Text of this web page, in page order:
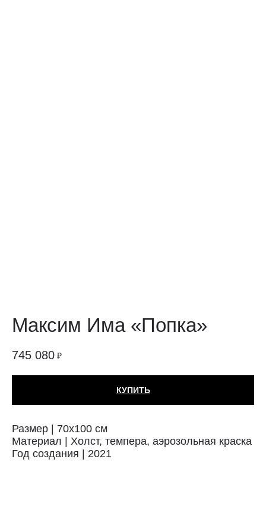
Максим Има «Попка»
745 080 ₽
КУПИТЬ
Размер | 70х100 см
Материал | Холст, темпера, аэрозольная краска
Год создания | 2021